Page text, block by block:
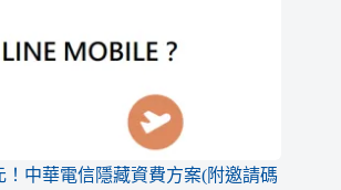
！中華電信隱藏資費方案(附邀請碼